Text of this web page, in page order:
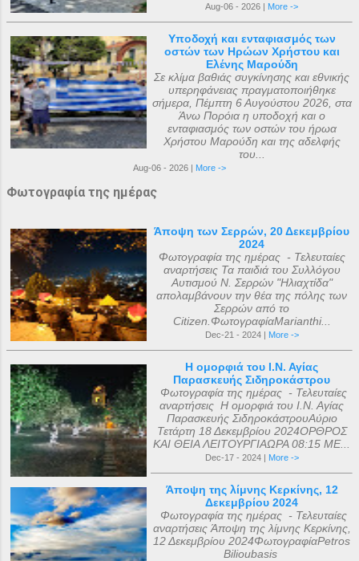
Aug-06 - 2026 | More ->
Υποδοχή και ενταφιασμός των
οστών των Ηρώων Χρήστου και
Ελένης Μαρούδη
Σε κλίμα βαθιάς συγκίνησης και εθνικής
υπερηφάνειας πραγματοποιήθηκε
σήμερα, Πέμπτη 6 Αυγούστου 2026, στα
Άνω Πορόια η υποδοχή και ο
ενταφιασμός των οστών του ήρωα
Χρήστου Μαρούδη και της αδελφής
του...
Aug-06 - 2026 | More ->
Φωτογραφία της ημέρας
Άποψη των Σερρών, 20 Δεκεμβρίου
2024
Φωτογραφία της ημέρας - Τελευταίες
αναρτήσεις Τα παιδιά του Συλλόγου
Αυτισμού Ν. Σερρών "Ηλιαχτίδα"
απολαμβάνουν την θέα της πόλης των
Σερρών από το
Citizen.ΦωτογραφίαMarianthi...
Dec-21 - 2024 | More ->
Η ομορφιά του Ι.Ν. Αγίας
Παρασκευής Σιδηροκάστρου
Φωτογραφία της ημέρας - Τελευταίες
αναρτήσεις Η ομορφιά του Ι.Ν. Αγίας
Παρασκευής ΣιδηροκάστρουΑύριο
Τετάρτη 18 Δεκεμβρίου 2024ΟΡΘΡΟΣ
ΚΑΙ ΘΕΙΑ ΛΕΙΤΟΥΡΓΙΑΩΡΑ 08:15 ΜΕ...
Dec-17 - 2024 | More ->
Άποψη της λίμνης Κερκίνης, 12
Δεκεμβρίου 2024
Φωτογραφία της ημέρας - Τελευταίες
αναρτήσεις Άποψη της λίμνης Κερκίνης,
12 Δεκεμβρίου 2024ΦωτογραφίαPetros
Bilioubasis